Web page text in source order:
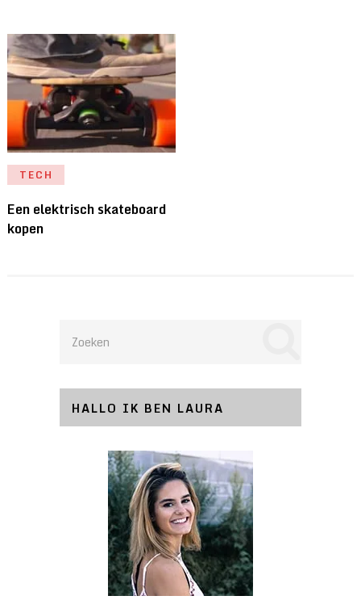
TECH
Een elektrisch skateboard
kopen
HALLO IK BEN LAURA